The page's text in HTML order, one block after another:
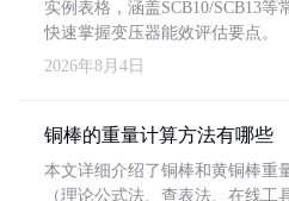
实例表格，涵盖SCB10/SCB13
快速掌握变压器能效评估要点。
2026年8月4日
铜棒的重量计算方法有哪些
本文详细介绍了铜棒和黄铜棒重
（理论公式法、查表法、在线工